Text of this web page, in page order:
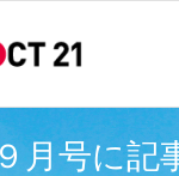
月号に記